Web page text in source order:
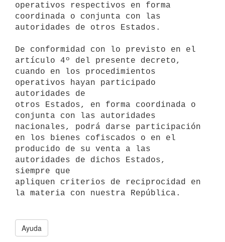
operativos respectivos en forma
coordinada o conjunta con las
autoridades de otros Estados.
De conformidad con lo previsto en el
artículo 4º del presente decreto,
cuando en los procedimientos
operativos hayan participado
autoridades de
otros Estados, en forma coordinada o
conjunta con las autoridades
nacionales, podrá darse participación
en los bienes cofiscados o en el
producido de su venta a las
autoridades de dichos Estados,
siempre que
apliquen criterios de reciprocidad en
la materia con nuestra República.
Ayuda